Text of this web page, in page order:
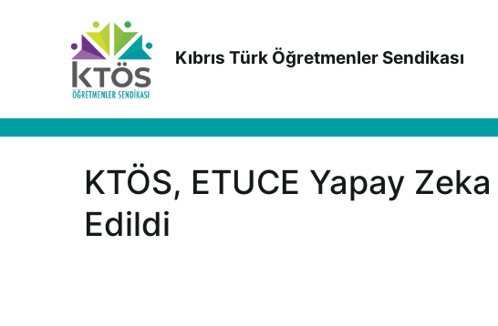
Kıbrıs Türk Öğretmenler Sendikası
KTÖS, ETUCE Yapay
Edildi